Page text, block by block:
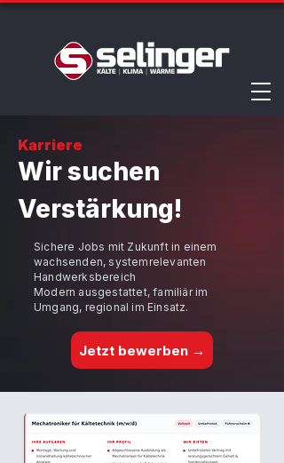
Karriere
Wir suchen
Verstärkung!
Sichere Jobs mit Zukunft in einem
wachsenden, systemrelevanten
Handwerksbereich
Modern ausgestattet, familiär im
Umgang, regional im Einsatz.
Jetzt bewerben →